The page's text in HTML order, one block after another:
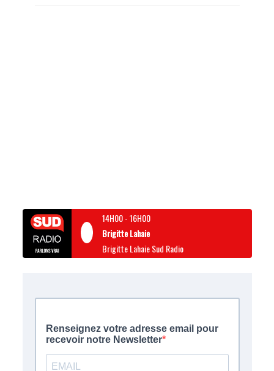
14H00-16H00
Brigitte Lahaie
Brigitte Lahaie Sud Radio